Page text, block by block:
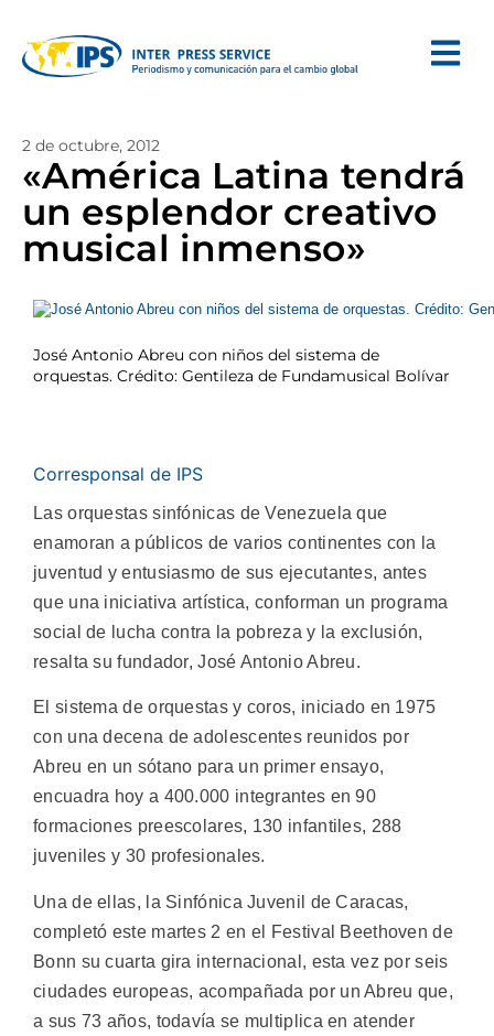
2 de octubre, 2012
«América Latina tendrá
un esplendor creativo
musical inmenso»
José Antonio Abreu con niños del sistema de
orquestas. Crédito: Gentileza de Fundamusical Bolívar
Corresponsal de IPS
Las orquestas sinfónicas de Venezuela que
enamoran a públicos de varios continentes con la
juventud y entusiasmo de sus ejecutantes, antes
que una iniciativa artística, conforman un programa
social de lucha contra la pobreza y la exclusión,
resalta su fundador, José Antonio Abreu.
El sistema de orquestas y coros, iniciado en 1975
con una decena de adolescentes reunidos por
Abreu en un sótano para un primer ensayo,
encuadra hoy a 400.000 integrantes en 90
formaciones preescolares, 130 infantiles, 288
juveniles y 30 profesionales.
Una de ellas, la Sinfónica Juvenil de Caracas,
completó este martes 2 en el Festival Beethoven de
Bonn su cuarta gira internacional, esta vez por seis
ciudades europeas, acompañada por un Abreu que,
a sus 73 años, todavía se multiplica en atender